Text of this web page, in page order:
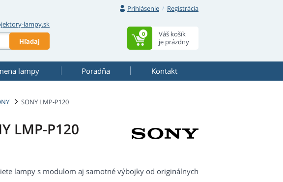
Prihlásenie
Registrácia
lampy.sk
Hľadaj
Váš košík
je prázdny
0
lampy Poradňa Kontakt
SONY LMP-P120
LMP-P120
lampy s modulom aj samotné výbojky od originálnych